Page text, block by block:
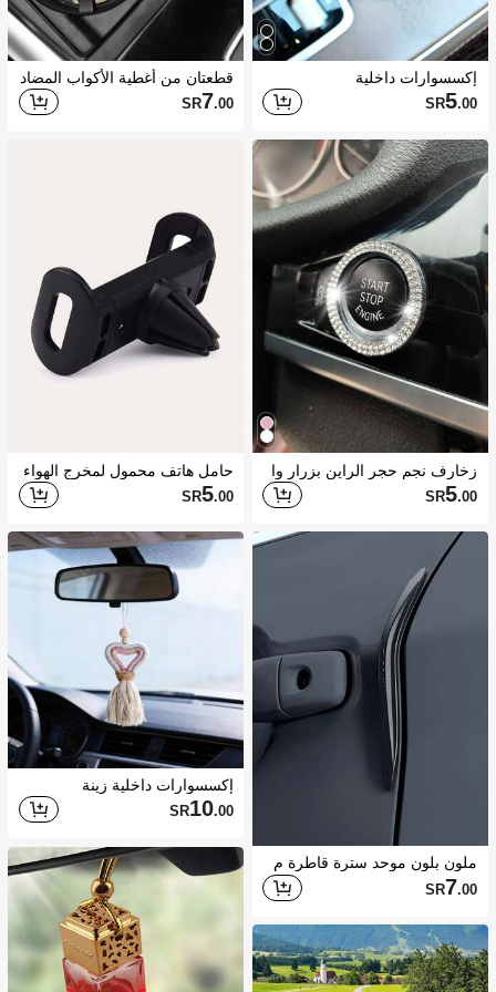
إكسسوارات داخلية
SR5.00
زخارف نجم حجر الراين بزرار وا
حد للسيارة
SR5.00
ملون بلون موحد سترة قاطرة م
ضاد للتصادم شريط 4 قطع
SR7.00
قطعتان من أغطية الأكواب المضاد
ة للانزلاق من السيليكون بطبعات
جلد البقر والنمر بقطر 7 سم للسي
SR7.00
حامل هاتف محمول لمخرج الهواء
في السيارة 1 قطعة
SR5.00
إكسسوارات داخلية زينة
SR10.00